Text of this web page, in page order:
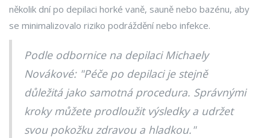
několik dní po depilaci horké vaně, sauně nebo bazénu, aby
se minimalizovalo riziko podráždění nebo infekce.
Podle odbornice na depilaci Michaely
Novákové: "Péče po depilaci je stejně
důležitá jako samotná procedura. Správnými
kroky můžete prodloužit výsledky a udržet
svou pokožku zdravou a hladkou."